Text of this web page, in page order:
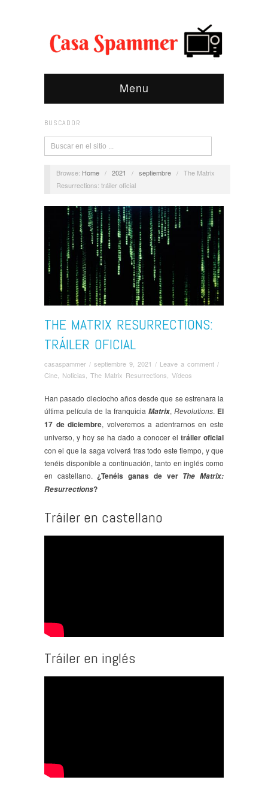
Menu
BUSCADOR
Browse: Home / 2021 / septiembre / The Matrix
Resurrections: tráiler oficial
THE MATRIX RESURRECTIONS:
TRÁILER OFICIAL
casaspammer / septiembre 9, 2021 / Leave a comment /
Cine Noticias The Matrix Resurrections Ví­deos
Han pasado dieciocho años desde que se estrenara la
última película de la franquicia Matrix, Revolutions. El
17 de diciembre, volveremos a adentrarnos en este
universo, y hoy se ha dado a conocer el tráiler oficial
con el que la saga volverá tras todo este tiempo, y que
tenéis disponible a continuación, tanto en inglés como
en castellano. ¿Tenéis ganas de ver The Matrix:
Resurrections?
Tráiler en castellano
Tráiler en inglés